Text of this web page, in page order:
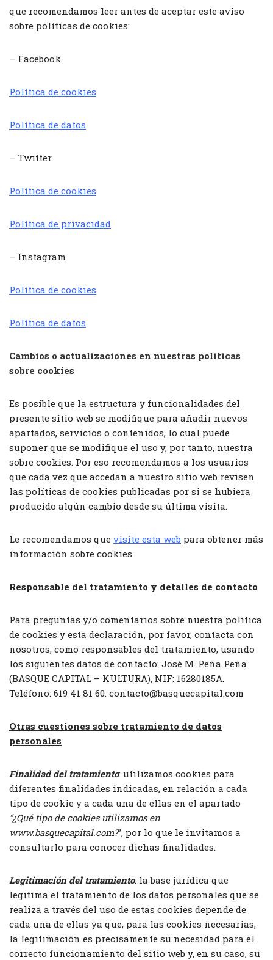
que recomendamos leer antes de aceptar este aviso
sobre políticas de cookies:
– Facebook
Política de cookies
Política de datos
– Twitter
Política de cookies
Política de privacidad
– Instagram
Política de cookies
Política de datos
Cambios o actualizaciones en nuestras políticas
sobre cookies
Es posible que la estructura y funcionalidades del
presente sitio web se modifique para añadir nuevos
apartados, servicios o contenidos, lo cual puede
suponer que se modifique el uso y, por tanto, nuestra
sobre cookies. Por eso recomendamos a los usuarios
que cada vez que accedan a nuestro sitio web revisen
las políticas de cookies publicadas por si se hubiera
producido algún cambio desde su última visita.
Le recomendamos que visite esta web para obtener más
información sobre cookies.
Responsable del tratamiento y detalles de contacto
Para preguntas y/o comentarios sobre nuestra política
de cookies y esta declaración, por favor, contacta con
nosotros, como responsables del tratamiento, usando
los siguientes datos de contacto: José M. Peña Peña
(BASQUE CAPITAL – KULTURA), NIF: 16280185A.
Teléfono: 619 41 81 60. contacto@basquecapital.com
Otras cuestiones sobre tratamiento de datos
personales
Finalidad del tratamiento: utilizamos cookies para
diferentes finalidades indicadas, en relación a cada
tipo de cookie y a cada una de ellas en el apartado
“¿Qué tipo de cookies utilizamos en
www.basquecapital.com?”, por lo que le invitamos a
consultarlo para conocer dichas finalidades.
Legitimación del tratamiento: la base jurídica que
legitima el tratamiento de los datos personales que se
realiza a través del uso de estas cookies depende de
cada una de ellas ya que, para las cookies necesarias,
la legitimación es precisamente su necesidad para el
correcto funcionamiento del sitio web y, en su caso, su